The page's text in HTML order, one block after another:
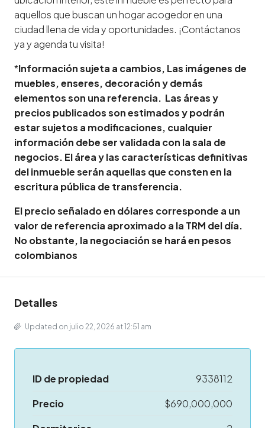
aquellos que buscan un hogar acogedor en una
ciudad llena de vida y oportunidades. ¡Contáctanos
ya y agenda tu visita!
*Información sujeta a cambios, Las imágenes de
muebles, enseres, decoración y demás
elementos son una referencia. Las áreas y
precios publicados son estimados y podrán
estar sujetos a modificaciones, cualquier
información debe ser validada con la sala de
negocios. El área y las características definitivas
del inmueble serán aquellas que consten en la
escritura pública de transferencia.
El precio señalado en dólares corresponde a un
valor de referencia aproximado a la TRM del día.
No obstante, la negociación se hará en pesos
colombianos
Detalles
Updated on julio 22, 2026 at 12:51 am
ID de propiedad
9338112
Precio
$690,000,000